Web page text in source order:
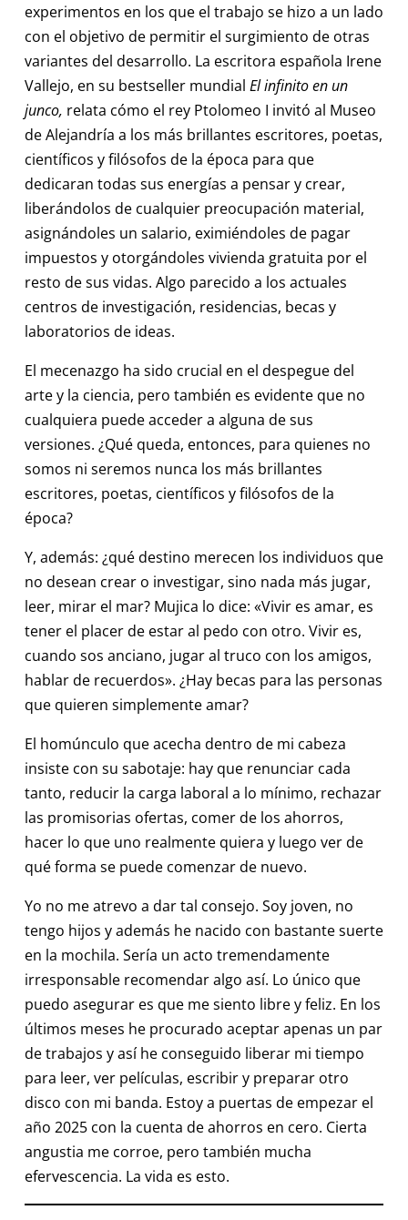
experimentos en los que el trabajo se hizo a un lado
con el objetivo de permitir el surgimiento de otras
variantes del desarrollo. La escritora española Irene
Vallejo, en su bestseller mundial El infinito en un
junco, relata cómo el rey Ptolomeo I invitó al Museo
de Alejandría a los más brillantes escritores, poetas,
científicos y filósofos de la época para que
dedicaran todas sus energías a pensar y crear,
liberándolos de cualquier preocupación material,
asignándoles un salario, eximiéndoles de pagar
impuestos y otorgándoles vivienda gratuita por el
resto de sus vidas. Algo parecido a los actuales
centros de investigación, residencias, becas y
laboratorios de ideas.
El mecenazgo ha sido crucial en el despegue del
arte y la ciencia, pero también es evidente que no
cualquiera puede acceder a alguna de sus
versiones. ¿Qué queda, entonces, para quienes no
somos ni seremos nunca los más brillantes
escritores, poetas, científicos y filósofos de la
época?
Y, además: ¿qué destino merecen los individuos que
no desean crear o investigar, sino nada más jugar,
leer, mirar el mar? Mujica lo dice: «Vivir es amar, es
tener el placer de estar al pedo con otro. Vivir es,
cuando sos anciano, jugar al truco con los amigos,
hablar de recuerdos». ¿Hay becas para las personas
que quieren simplemente amar?
El homúnculo que acecha dentro de mi cabeza
insiste con su sabotaje: hay que renunciar cada
tanto, reducir la carga laboral a lo mínimo, rechazar
las promisorias ofertas, comer de los ahorros,
hacer lo que uno realmente quiera y luego ver de
qué forma se puede comenzar de nuevo.
Yo no me atrevo a dar tal consejo. Soy joven, no
tengo hijos y además he nacido con bastante suerte
en la mochila. Sería un acto tremendamente
irresponsable recomendar algo así. Lo único que
puedo asegurar es que me siento libre y feliz. En los
últimos meses he procurado aceptar apenas un par
de trabajos y así he conseguido liberar mi tiempo
para leer, ver películas, escribir y preparar otro
disco con mi banda. Estoy a puertas de empezar el
año 2025 con la cuenta de ahorros en cero. Cierta
angustia me corroe, pero también mucha
efervescencia. La vida es esto.